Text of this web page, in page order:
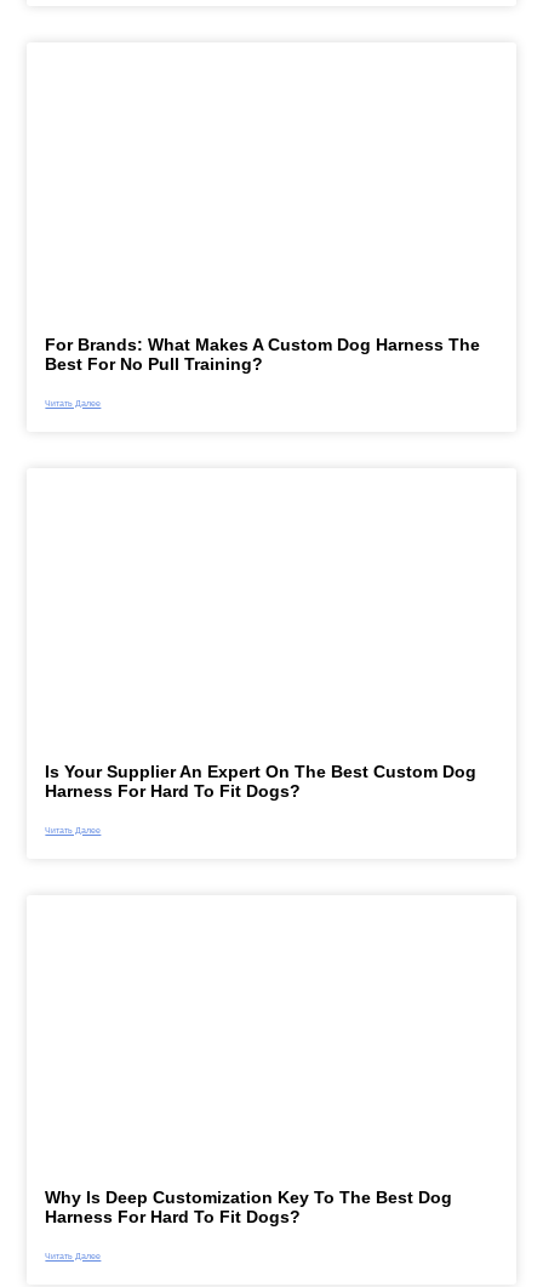
For Brands: What Makes A Custom Dog Harness The
Best For No Pull Training?
Читать Далее
Is Your Supplier An Expert On The Best Custom Dog
Harness For Hard To Fit Dogs?
Читать Далее
Why Is Deep Customization Key To The Best Dog
Harness For Hard To Fit Dogs?
Читать Далее